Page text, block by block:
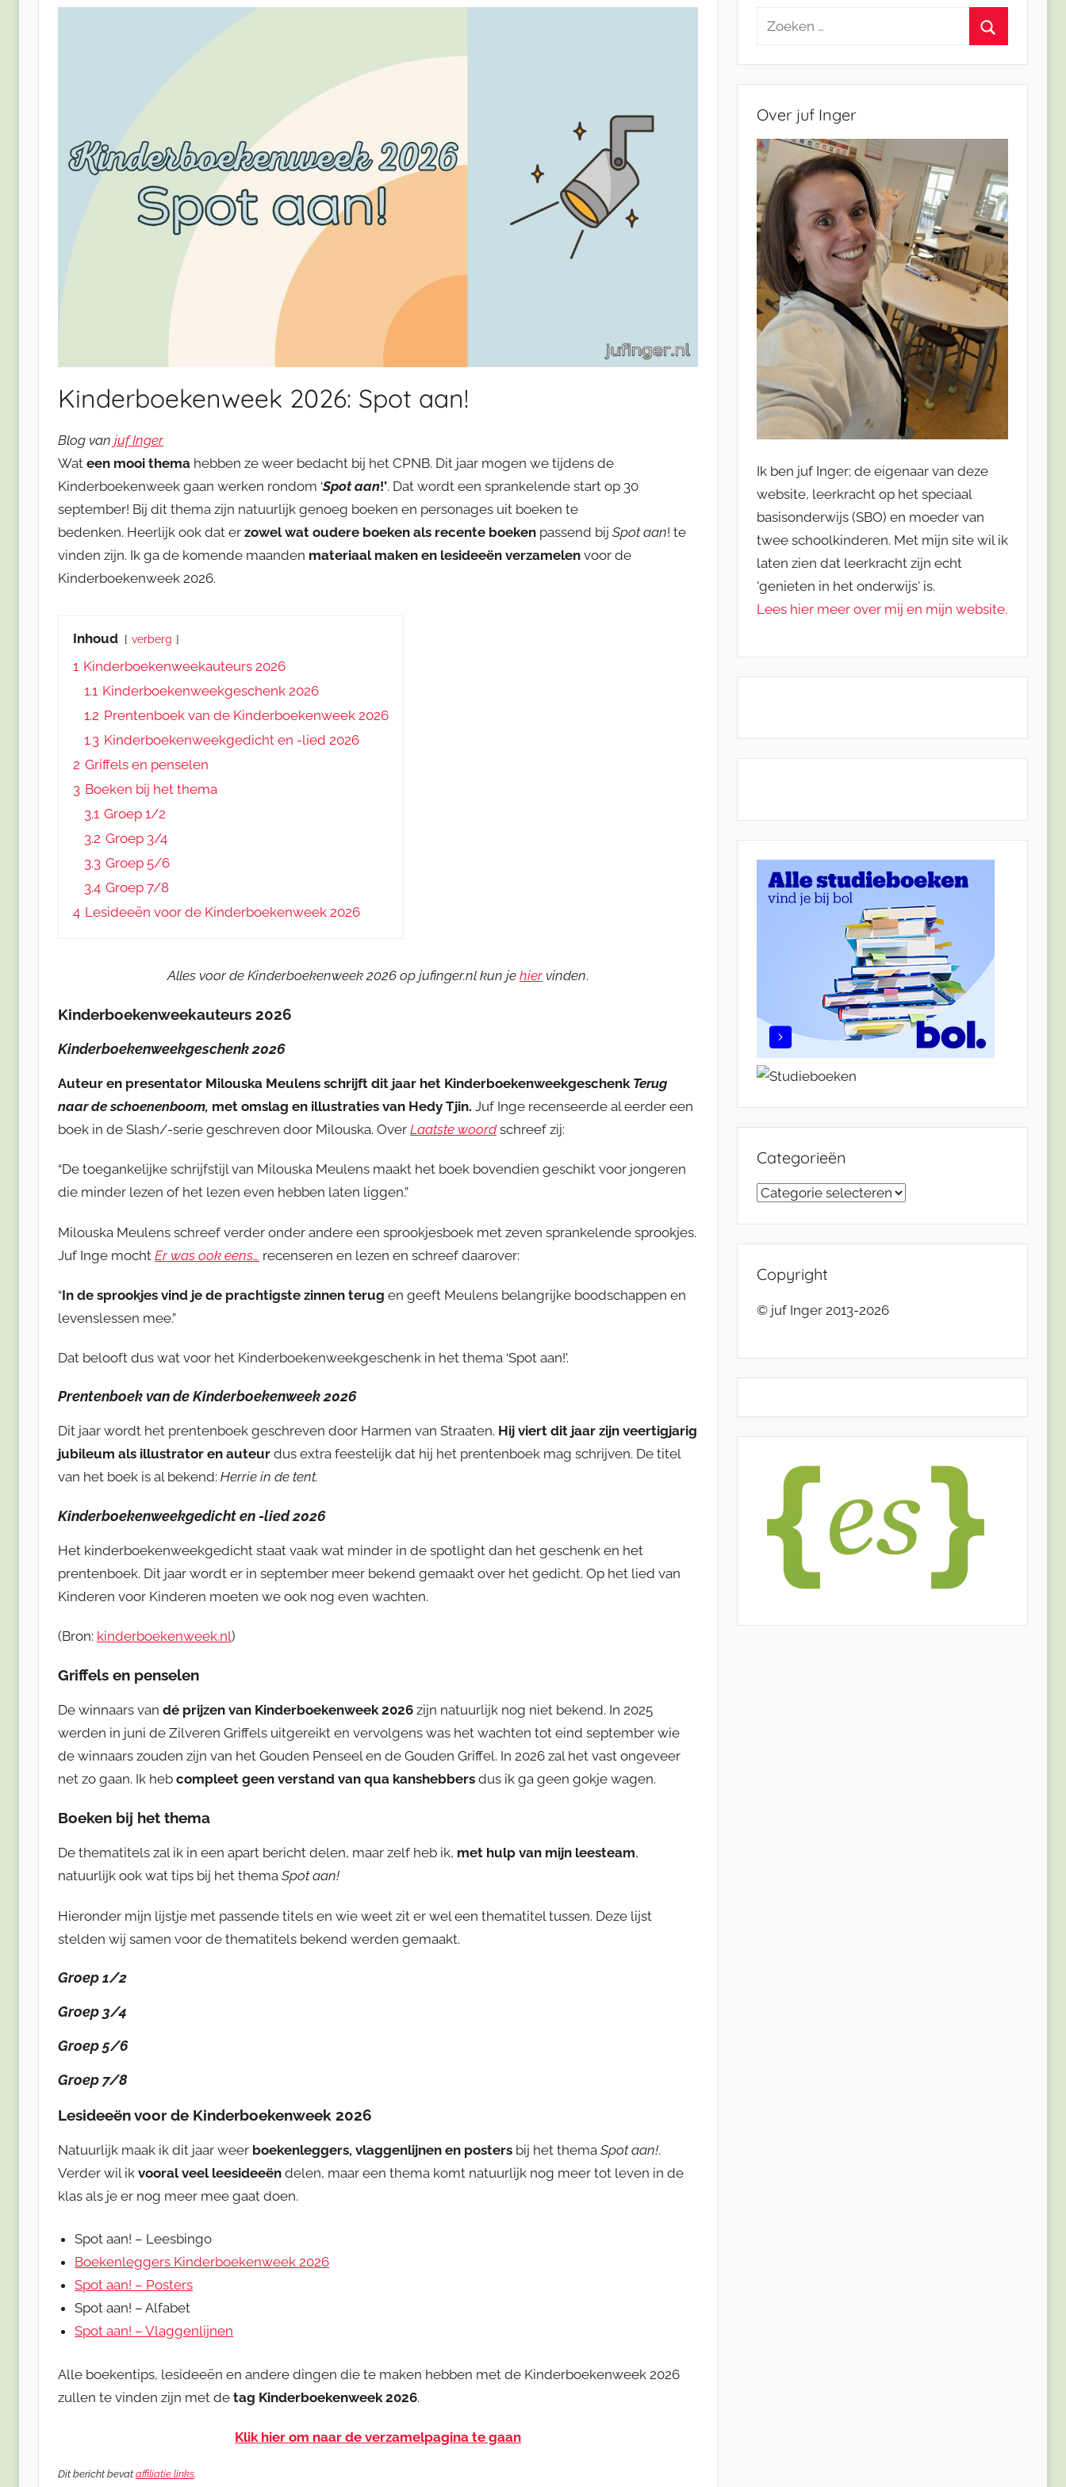
Kinderboekenweek 2026: Spot aan!
Blog van juf Inger
Wat een mooi thema hebben ze weer bedacht bij het CPNB. Dit jaar mogen we tijdens de
Kinderboekenweek gaan werken rondom ‘Spot aan!’. Dat wordt een sprankelende start op 30
september! Bij dit thema zijn natuurlijk genoeg boeken en personages uit boeken te
bedenken. Heerlijk ook dat er zowel wat oudere boeken als recente boeken passend bij Spot aan! te
vinden zijn. Ik ga de komende maanden materiaal maken en lesideeën verzamelen voor de
Kinderboekenweek 2026.
Inhoud verberg
1 Kinderboekenweekauteurs 2026
1.1 Kinderboekenweekgeschenk 2026
1.2 Prentenboek van de Kinderboekenweek 2026
1.3 Kinderboekenweekgedicht en -lied 2026
2 Griffels en penselen
3 Boeken bij het thema
3.1 Groep 1/2
3.2 Groep 3/4
3.3 Groep 5/6
3.4 Groep 7/8
4 Lesideeën voor de Kinderboekenweek 2026
Alles voor de Kinderboekenweek 2026 op jufinger.nl kun je hiervinden.
Kinderboekenweekauteurs 2026
Kinderboekenweekgeschenk2026
Auteur en presentator Milouska Meulens schrijft dit jaar het Kinderboekenweekgeschenk Terug
naar de schoenenboom, met omslag en illustraties van Hedy Tjin. Juf Inge recenseerde al eerder een
boek in de Slash/-serie geschreven door Milouska. Over Laatste woord schreef zij:
“De toegankelijke schrijfstijl van Milouska Meulens maakt het boek bovendien geschikt voor jongeren
die minder lezen of het lezen even hebben laten liggen.”
Milouska Meulens schreef verder onder andere een sprookjesboek met zeven sprankelende sprookjes.
Juf Inge mocht Er was ook eens… recenseren en lezen en schreef daarover:
“In de sprookjes vind je de prachtigste zinnen terug en geeft Meulens belangrijke boodschappen en
levenslessen mee.”
Dat belooft dus wat voor het Kinderboekenweekgeschenk in het thema ‘Spot aan!’.
Prentenboek van de Kinderboekenweek2026
Dit jaar wordt het prentenboek geschreven door Harmen van Straaten. Hij viert dit jaar zijn veertigjarig
jubileum als illustrator en auteur dus extra feestelijk dat hij het prentenboek mag schrijven. De titel
van het boek is al bekend: Herrie in de tent.
Kinderboekenweekgedicht en -lied 2026
Het kinderboekenweekgedicht staat vaak wat minder in de spotlight dan het geschenk en het
prentenboek. Dit jaar wordt er in september meer bekend gemaakt over het gedicht. Op het lied van
Kinderen voor Kinderen moeten we ook nog even wachten.
(Bron: kinderboekenweek.nl)
Griffels en penselen
De winnaars van dé prijzen van Kinderboekenweek 2026 zijn natuurlijk nog niet bekend. In 2025
werden in juni de Zilveren Griffels uitgereikt en vervolgens was het wachten tot eind september wie
de winnaars zouden zijn van het Gouden Penseel en de Gouden Griffel. In 2026 zal het vast ongeveer
net zo gaan. Ik heb compleet geen verstand van qua kanshebbers dus ik ga geen gokje wagen.
Boeken bij het thema
De thematitels zal ik in een apart bericht delen, maar zelf heb ik, met hulp van mijn leesteam,
natuurlijk ook wat tips bij het thema Spot aan!
Hieronder mijn lijstje met passende titels en wie weet zit er wel een thematitel tussen. Deze lijst
stelden wij samen voor de thematitels bekend werden gemaakt.
Groep 1/2
Groep 3/4
Groep 5/6
Groep 7/8
Lesideeën voor de Kinderboekenweek 2026
Natuurlijk maak ik dit jaar weer boekenleggers, vlaggenlijnen en posters bij het thema Spot aan!.
Verder wil ik vooral veel leesideeën delen, maar een thema komt natuurlijk nog meer tot leven in de
klas als je er nog meer mee gaat doen.
Spot aan! – Leesbingo
Boekenleggers Kinderboekenweek 2026
Spot aan! – Posters
Spot aan! – Alfabet
Spot aan! – Vlaggenlijnen
Alle boekentips, lesideeën en andere dingen die te maken hebben met de Kinderboekenweek 2026
zullen te vinden zijn met de tag Kinderboekenweek 2026.
Klik hier om naar de verzamelpagina te gaan
Dit bericht bevat affiliatie links.
Zoeken
Over juf Inger
Ik ben juf Inger; de eigenaar van deze
website, leerkracht op het speciaal
basisonderwijs (SBO) en moeder van
twee schoolkinderen. Met mijn site wil ik
laten zien dat leerkracht zijn echt
'genieten in het onderwijs' is.
Lees hier meer over mij en mijn website.
Categorieën
Categorieën
Copyright
© juf Inger 2013-2026